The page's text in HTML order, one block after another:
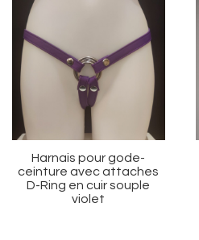
Harnais pour gode-
ceinture avec attaches
D-Ring en cuir souple
violet